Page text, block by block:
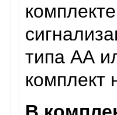
типа АА
комплект